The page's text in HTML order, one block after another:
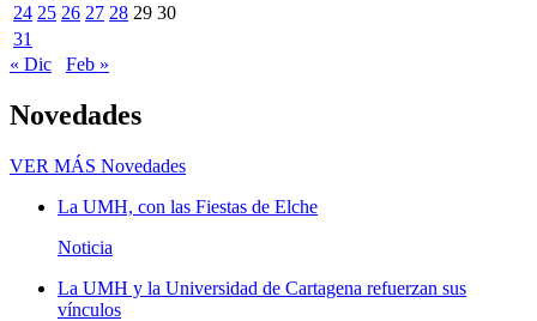
24 25 26 27 28 29 30
31
« Dic
Feb »
Novedades
VER MÁS Novedades
La UMH, con las Fiestas de Elche
Noticia
La UMH y la Universidad de Cartagena refuerzan sus
vínculos